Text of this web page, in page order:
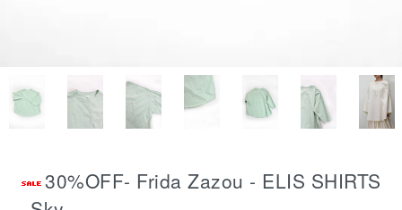
30%OFF- Frida Zazou - ELIS SHIRTS